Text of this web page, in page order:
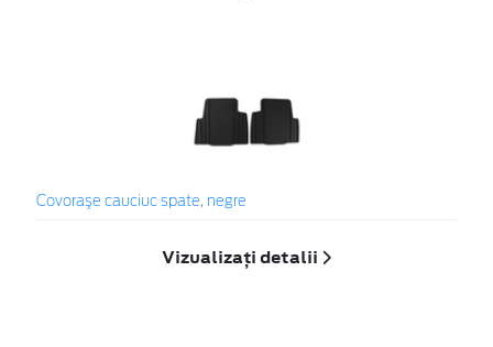
Covoraşe cauciuc spate, negre
Vizualizați detalii